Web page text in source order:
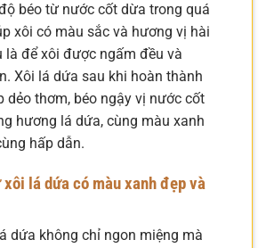
béo từ nước cốt dừa trong quá
xôi có màu sắc và hương vị hài
là để xôi được ngấm đều và
Xôi lá dứa sau khi hoàn thành
dẻo thơm, béo ngậy vị nước cốt
hương lá dứa, cùng màu xanh
hấp dẫn.
lá dứa có màu xanh đẹp và
dứa không chỉ ngon miệng mà